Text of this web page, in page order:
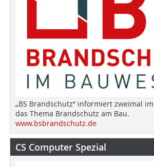
„BS Brandschutz“ informiert zweimal
das Thema Brandschutz am Bau.
www.bsbrandschutz.de
CS Computer Spezial